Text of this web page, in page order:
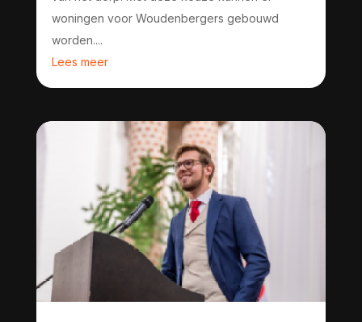
woningen voor Woudenbergers gebouwd
worden....
Lees meer